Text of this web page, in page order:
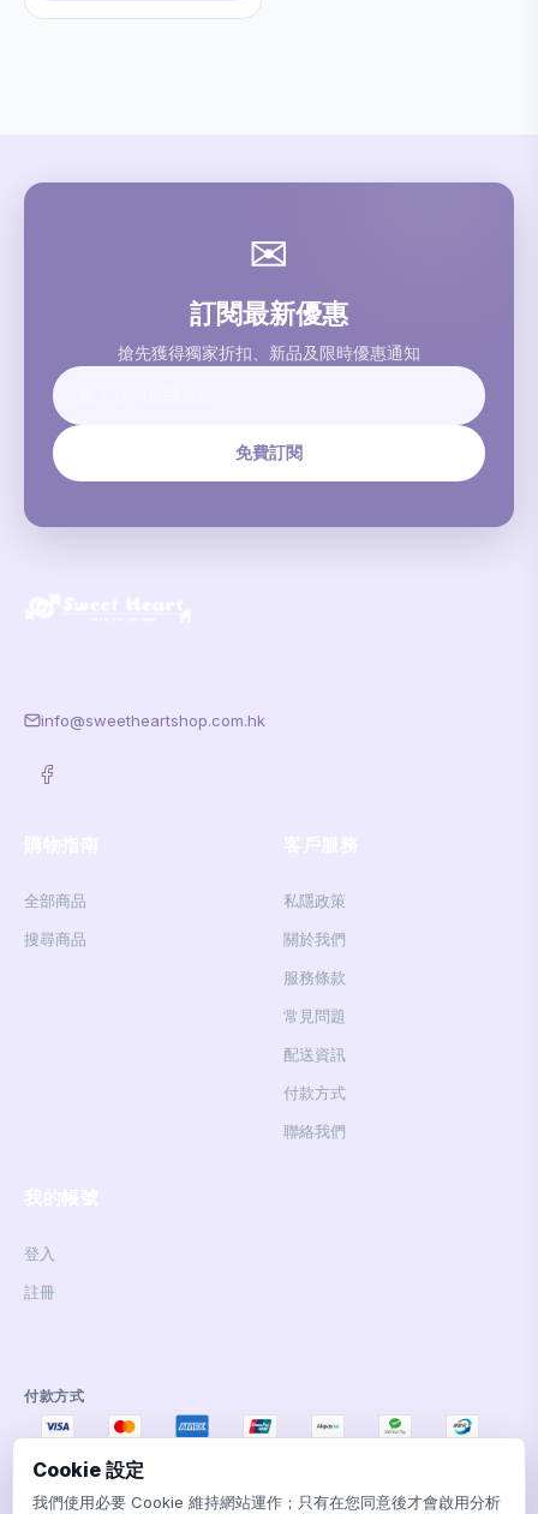
✉
訂閱最新優惠
搶先獲得獨家折扣、新品及限時優惠通知
免費訂閱
info@sweetheartshop.com.hk
全部商品
搜尋商品
私隱政策
關於我們
服務條款
常見問題
配送資訊
付款方式
聯絡我們
登入
註冊
付款方式
Cookie 設定
我們使用必要 Cookie 維持網站運作；只有在您同意後才會啟用分析